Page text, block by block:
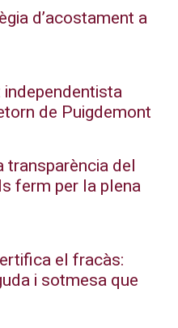
d’acostament a
de Puigdemont
transparència del
ferm per la plena
el fracàs:
i sotmesa que